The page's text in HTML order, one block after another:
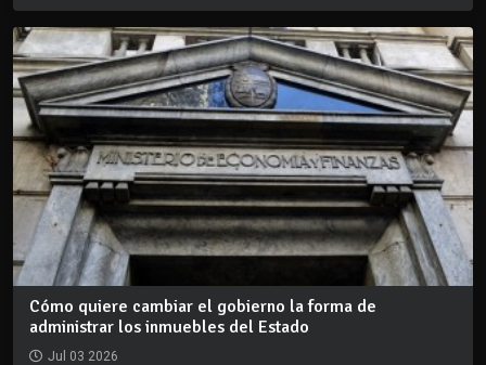
Cómo quiere cambiar el gobierno la forma de
administrar los inmuebles del Estado
Jul 03 2026